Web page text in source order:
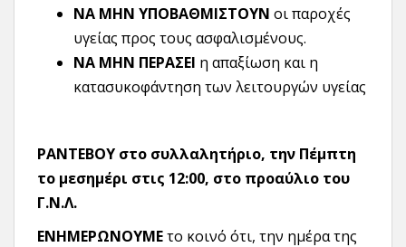
ΝΑ ΜΗΝ ΥΠΟΒΑΘΜΙΣΤΟΥΝ οι παροχές
υγείας προς τους ασφαλισμένους.
ΝΑ ΜΗΝ ΠΕΡΑΣΕΙ η απαξίωση και η
κατασυκοφάντηση των λειτουργών υγείας
ΡΑΝΤΕΒΟΥ στο συλλαλητήριο, την Πέμπτη
το μεσημέρι στις 12:00, στο προαύλιο του
Γ.Ν.Λ.
ΕΝΗΜΕΡΩΝΟΥΜΕτο κοινό ότι, την ημέρα της